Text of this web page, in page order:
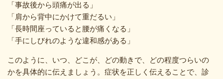
「事故後から頭痛が出る」
「肩から背中にかけて重だるい」
「長時間座っていると腰が痛くなる」
「手にしびれのような違和感がある」
このように、いつ、どこが、どの動きで、どの程度つらいの
かを具体的に伝えましょう。症状を正しく伝えることで、診